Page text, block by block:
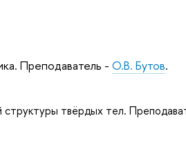
Преподаватель - О.В. Бутов.
твёрдых тел.